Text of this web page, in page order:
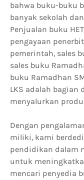
bahwa buku-buku
banyak sekolah
Penjualan buku
pengayaan
pemerintah, sales
sales buku
buku Ramadhan
LKS adalah bagian
menyalurkan
Dengan
miliki, kami
pendidikan dalam
untuk
mencari penyedia